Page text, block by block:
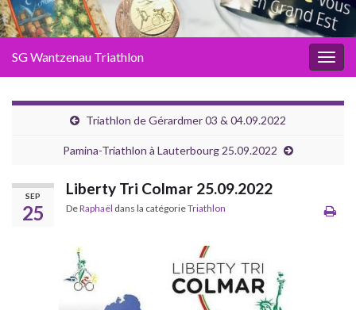
SG Wantzenau Triathlon
Triathlon de Gérardmer 03 & 04.09.2022
Pamina-Triathlon à Lauterbourg 25.09.2022
SEP
25
Liberty Tri Colmar 25.09.2022
DeRaphaël dans la catégorieTriathlon